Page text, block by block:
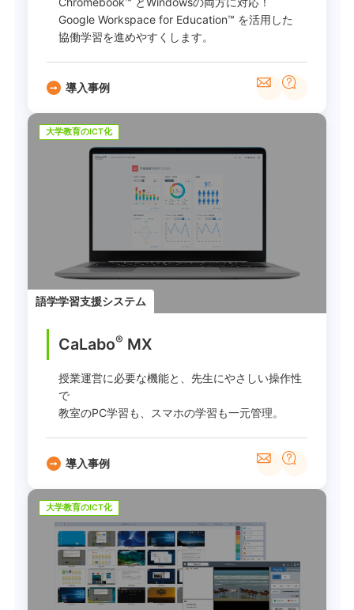
Google Workspace for Education™ を活用した
協働学習を進めやすくします。
導入事例
大学教育のICT化
語学学習支援システム
CaLabo® MX
授業運営に必要な機能と、先生にやさしい操作性
で
教室のPC学習も、スマホの学習も一元管理。
導入事例
大学教育のICT化